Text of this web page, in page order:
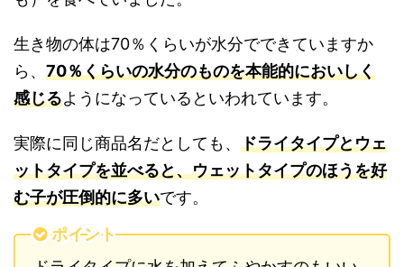
生き物の体は70％くらいが水分でできていますか
ら、 70％くらいの水分のものを本能的においしく
感じるようになっているといわれています。
実際に同じ商品名だとしても、 ドライタイプとウェ
ットタイプを並べると、ウェットタイプのほうを好
む子が圧倒的に多いです。
ポイント